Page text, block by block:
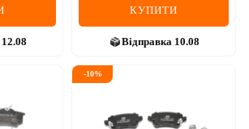
12.08
КУПИТИ
Відправка 10.08
-10%